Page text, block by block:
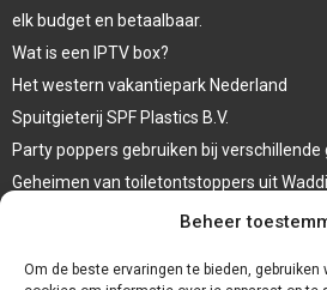
Beheer
Om de beste ervaringen te bieden,
elk budget en betaalbaar.
Wat is een IPTV box?
Het western vakantiepark Nederland
Spuitgieterij SPF Plastics B.V.
Party poppers gebruiken bij verschillende
Geheimen van toiletontstoppers uit
Vormen van terrasaankleding